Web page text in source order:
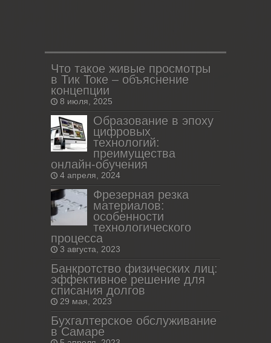
Что такое живые просмотры
в Тик Токе – объяснение
концепции
8 июля, 2025
Образование в эпоху
цифровых
технологий:
преимущества
онлайн-обучения
4 апреля, 2024
Фрезерная резка
материалов:
особенности
технологического
процесса
3 августа, 2023
Банкротство физических лиц:
эффективное решение для
списания долгов
29 мая, 2023
Бухгалтерское обслуживание
в Самаре